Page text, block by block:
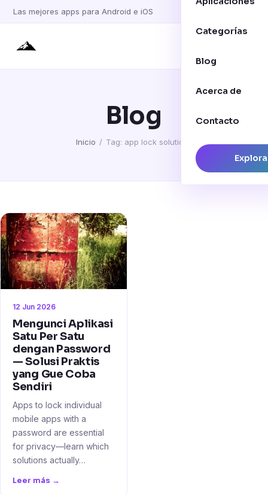
Las mejores apps para Android e iOS
Categorías
Blog
Acerca de
Contacto
Blog
Inicio / Tag: app lock solutions
12 Jun 2026
Mengunci Aplikasi
Satu Per Satu
dengan Password
— Solusi Praktis
yang Gue Coba
Sendiri
Apps to lock individual
mobile apps with a
password are essential
for privacy—learn which
solutions actually…
Leer más →